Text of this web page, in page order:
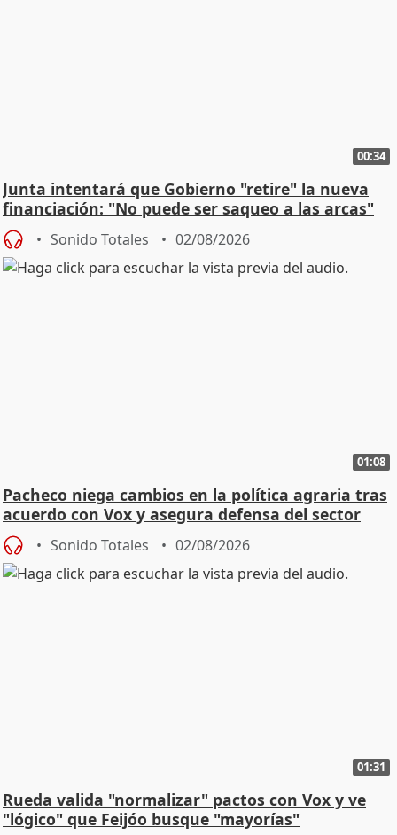
00:34
Junta intentará que Gobierno "retire" la nueva
financiación: "No puede ser saqueo a las arcas"
Sonido Totales 02/08/2026
01:08
Pacheco niega cambios en la política agraria tras
acuerdo con Vox y asegura defensa del sector
Sonido Totales 02/08/2026
01:31
Rueda valida "normalizar" pactos con Vox y ve
"lógico" que Feijóo busque "mayorías"